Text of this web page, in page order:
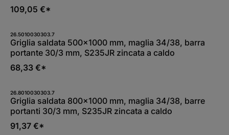
109,05 €*
26.5010030303.7
Griglia saldata 500x1000 mm, maglia 34/38, barra
portante 30/3 mm, S235JR zincata a caldo
68,33 €*
26.8010030303.7
Griglia saldata 800x1000 mm, maglia 34/38, barre
portanti 30/3 mm, S235JR zincata a caldo
91,37 €*